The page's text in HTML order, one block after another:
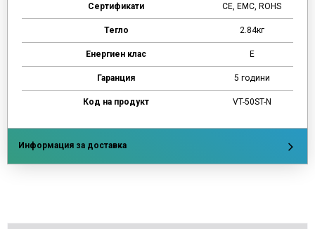
Сертификати CE, EMC, ROHS
Тегло 2.84кг
Енергиен клас Е
Гаранция 5 години
Код на продукт VT-50ST-N
Информация за доставка